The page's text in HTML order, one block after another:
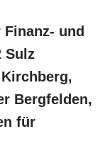
und
Sulz
Bergfelden,
für